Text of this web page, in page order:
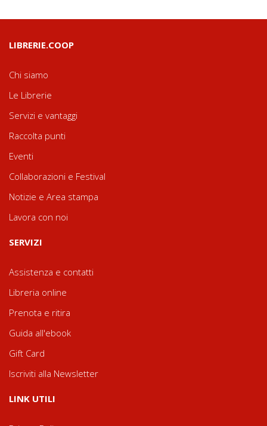
LIBRERIE.COOP
Chi siamo
Le Librerie
Servizi e vantaggi
Raccolta punti
Eventi
Collaborazioni e Festival
Notizie e Area stampa
Lavora con noi
SERVIZI
Assistenza e contatti
Libreria online
Prenota e ritira
Guida all'ebook
Gift Card
Iscriviti alla Newsletter
LINK UTILI